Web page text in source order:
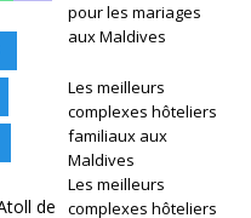
pour les mariages
aux Maldives
Les meilleurs
complexes hôteliers
familiaux aux
Maldives
Les meilleurs
complexes hôteliers